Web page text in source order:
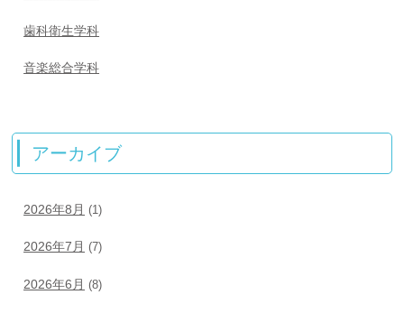
歯科衛生学科
音楽総合学科
アーカイブ
2026年8月 (1)
2026年7月 (7)
2026年6月 (8)